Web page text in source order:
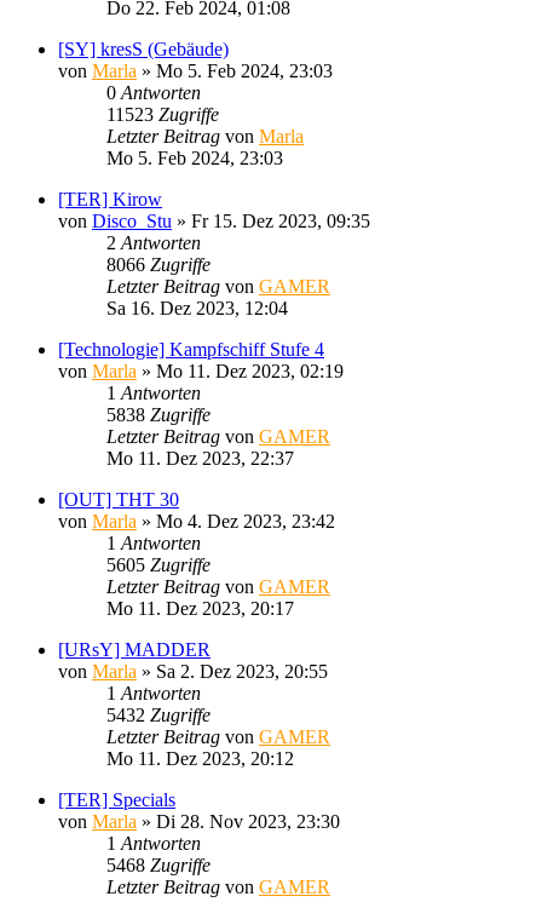
Do 22. Feb 2024, 01:08
[SY] kresS (Gebäude)
von Marla » Mo 5. Feb 2024, 23:03
0 Antworten
11523 Zugriffe
Letzter Beitrag von Marla
Mo 5. Feb 2024, 23:03
[TER] Kirow
von Disco_Stu » Fr 15. Dez 2023, 09:35
2 Antworten
8066 Zugriffe
Letzter Beitrag von GAMER
Sa 16. Dez 2023, 12:04
[Technologie] Kampfschiff Stufe 4
von Marla » Mo 11. Dez 2023, 02:19
1 Antworten
5838 Zugriffe
Letzter Beitrag von GAMER
Mo 11. Dez 2023, 22:37
[OUT] THT 30
von Marla » Mo 4. Dez 2023, 23:42
1 Antworten
5605 Zugriffe
Letzter Beitrag von GAMER
Mo 11. Dez 2023, 20:17
[URsY] MADDER
von Marla » Sa 2. Dez 2023, 20:55
1 Antworten
5432 Zugriffe
Letzter Beitrag von GAMER
Mo 11. Dez 2023, 20:12
[TER] Specials
von Marla » Di 28. Nov 2023, 23:30
1 Antworten
5468 Zugriffe
Letzter Beitrag von GAMER